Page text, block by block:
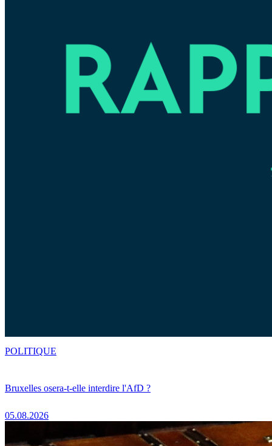
Bruxelles osera-t-elle interdire l'AfD ?
05.08.2026
POLITIQUE